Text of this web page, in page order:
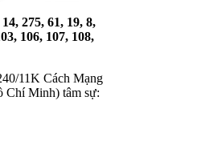
14, 275, 61, 19, 8,
106, 107, 108,
11K Cách Mạng
Chí Minh) tâm sự: